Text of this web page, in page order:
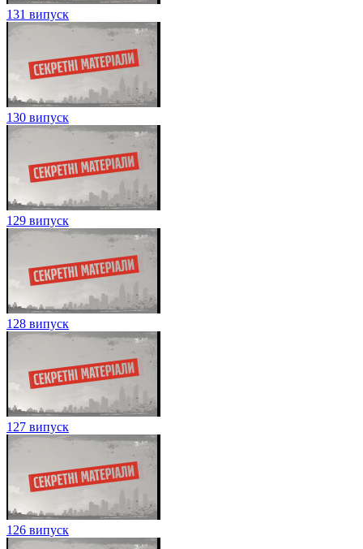
131 випуск
130 випуск
129 випуск
128 випуск
127 випуск
126 випуск